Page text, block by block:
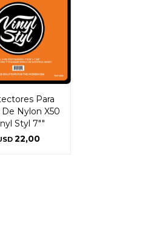
Para
De Nylon X50
Styl 7""
22,00